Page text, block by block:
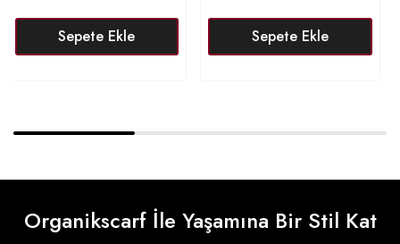
Sepete Ekle Sepete Ekle
Organikscarf İle Yaşamına Bir Stil Kat